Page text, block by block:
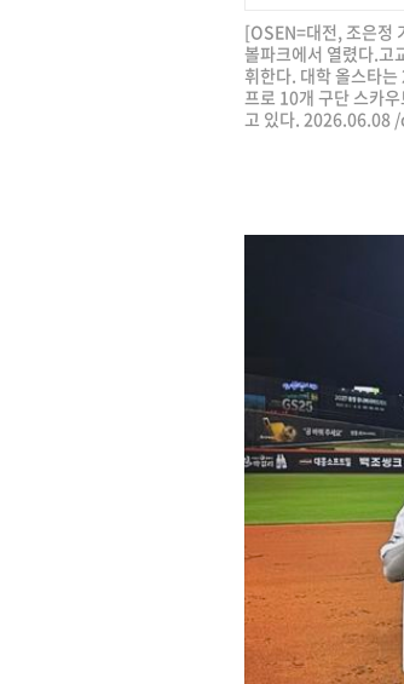
[OSEN=대전, 조은정
볼파크에서 열렸다.고
휘한다. 대학 올스타
프로 10개 구단 스카
고 있다. 2026.06.08 /